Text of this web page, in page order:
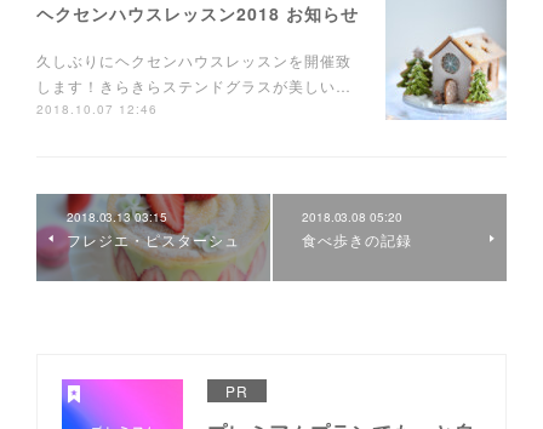
ヘクセンハウスレッスン2018 お知らせ
久しぶりにヘクセンハウスレッスンを開催致
します！きらきらステンドグラスが美しい…
2018.10.07 12:46
2018.03.13 03:15
フレジエ・ピスターシュ
2018.03.08 05:20
食べ歩きの記録
PR